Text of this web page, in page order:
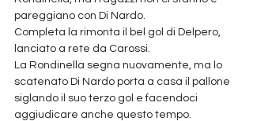
pareggiano con Di Nardo.
Completa la rimonta il bel gol di Delpero,
lanciato a rete da Carossi.
La Rondinella segna nuovamente, ma lo
scatenato Di Nardo porta a casa il pallone
siglando il suo terzo gol e facendoci
aggiudicare anche questo tempo.